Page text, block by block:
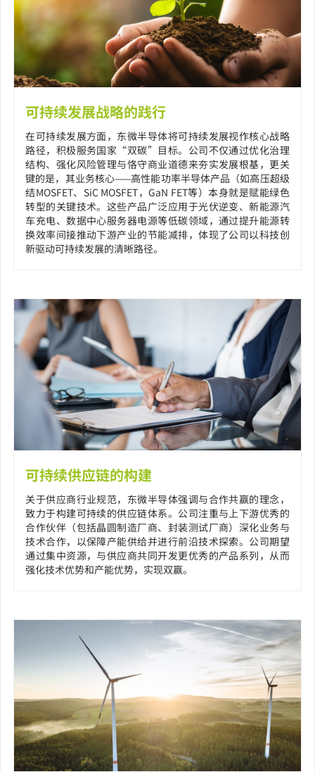
可持续发展战略的践行
在可持续发展方面，东微半导体将可持续发展视作核心战略
路径，积极服务国家“双碳”目标。公司不仅通过优化治理
结构、强化风险管理与恪守商业道德来夯实发展根基，更关
键的是，其业务核心——高性能功率半导体产品（如高压超级
结MOSFET、SiC MOSFET，GaN FET等）本身就是赋能绿色
转型的关键技术。这些产品广泛应用于光伏逆变、新能源汽
车充电、数据中心服务器电源等低碳领域，通过提升能源转
换效率间接推动下游产业的节能减排，体现了公司以科技创
新驱动可持续发展的清晰路径。
可持续供应链的构建
关于供应商行业规范，东微半导体强调与合作共赢的理念，
致力于构建可持续的供应链体系。公司注重与上下游优秀的
合作伙伴（包括晶圆制造厂商、封装测试厂商）深化业务与
技术合作，以保障产能供给并进行前沿技术探索。公司期望
通过集中资源，与供应商共同开发更优秀的产品系列，从而
强化技术优势和产能优势，实现双赢。